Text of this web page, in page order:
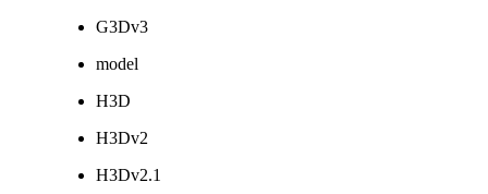
G3Dv3
model
H3D
H3Dv2
H3Dv2.1